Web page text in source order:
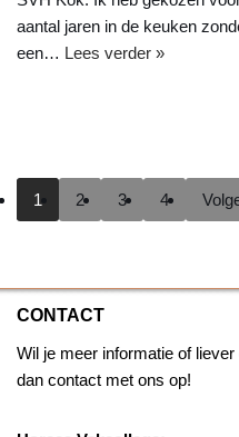
aantal jaren in de keuken
een… Lees verder »
1 2 3 4
CONTACT
Wil je meer informatie of
dan contact met ons op!